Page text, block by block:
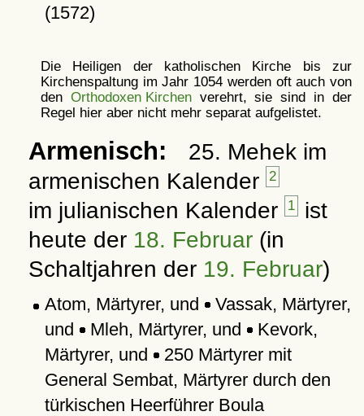
(1572)
Die Heiligen der katholischen Kirche bis zur
Kirchenspaltung im Jahr 1054 werden oft auch von
den Orthodoxen Kirchenverehrt, sie sind in der
Regel hier aber nicht mehr separat aufgelistet.
Armenisch:
25. Mehek im
armenischen Kalender
2
im julianischen Kalender 1 ist
heute der 18. Februar(in
Schaltjahren der 19. Februar)
Atom, Märtyrer, und Vassak, Märtyrer,
und Mleh, Märtyrer, und Kevork,
Märtyrer, und 250 Märtyrer mit
General Sembat, Märtyrer durch den
türkischen Heerführer Boula